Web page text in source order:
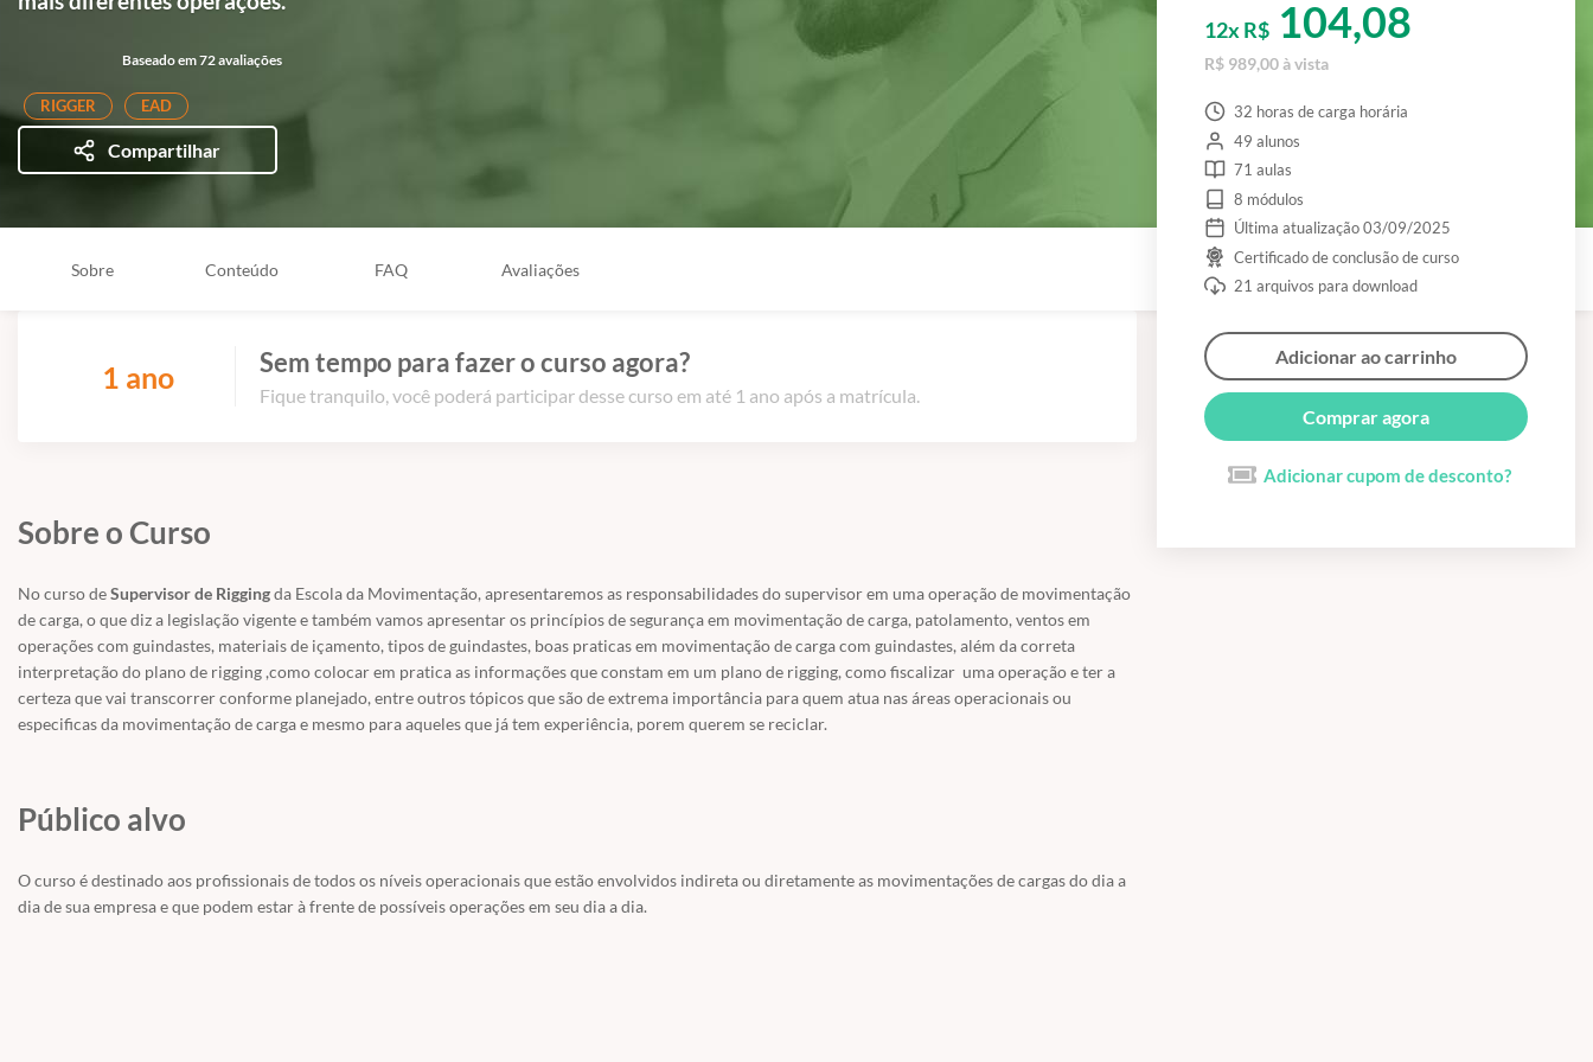
Baseado em 72 avaliações
RIGGER EAD
Compartilhar
Sobre Conteúdo FAQ Avaliações
1 ano Sem tempo para fazer o curso agora?
Fique tranquilo, você poderá participar desse curso em até 1 ano após a matrícula.
Sobre o Curso
No curso deSupervisor de Riggingda Escola da Movimentação, apresentaremos as responsabilidades do supervisor em uma operação de movimentação
de carga, o que diz a legislação vigente e também vamos apresentar os princípios de segurança em movimentação de carga, patolamento, ventos em
operações com guindastes, materiais de içamento, tipos de guindastes, boas praticas em movimentação de carga com guindastes, além da correta
interpretação do plano de rigging ,como colocar em pratica as informações que constam em um plano de rigging, como fiscalizar uma operação e ter a
certeza que vai transcorrer conforme planejado, entre outros tópicos que são de extrema importância para quem atua nas áreas operacionais ou
especificas da movimentação de carga e mesmo para aqueles que já tem experiência, porem querem se reciclar.
Público alvo
O curso é destinado aos profissionais de todos os níveis operacionais que estão envolvidos indireta ou diretamente as movimentações de cargas do dia a
dia de sua empresa e que podem estar à frente de possíveis operações em seu dia a dia.
12x R$ 104,08
R$ 989,00 à vista
32 horas de carga horária
49 alunos
71 aulas
8 módulos
Última atualização 03/09/2025
Certificado de conclusão de curso
21 arquivos para download
Adicionar ao carrinho
Comprar agora
Adicionar cupom de desconto?